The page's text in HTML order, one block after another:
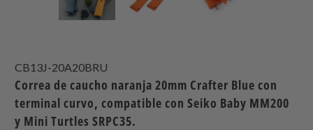
CB13J-20A20BRU
Correa de caucho naranja 20mm Crafter Blue con
terminal curvo, compatible con Seiko Baby MM200
y Mini Turtles SRPC35.